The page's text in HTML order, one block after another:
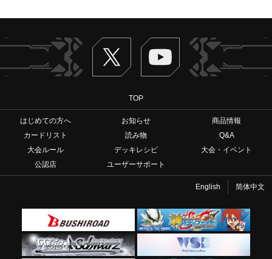
Twitter ヴァンガードch
TOP
はじめての方へ お知らせ
商品情報
カードリスト
読み物
Q&A
大会ルール
デッキレシピ
大会・イベント
公認店
ユーザーサポート
English 简体中文